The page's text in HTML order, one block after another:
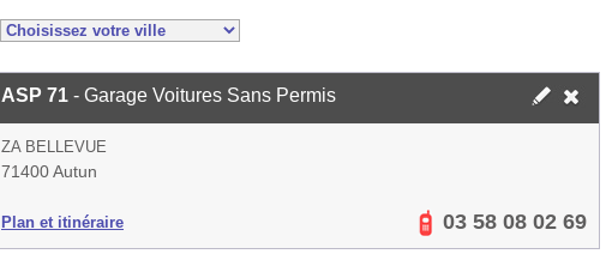
ASP 71 - Garage Voitures Sans Permis
ZA BELLEVUE
71400 Autun
Plan et itinéraire 03 58 08 02 69